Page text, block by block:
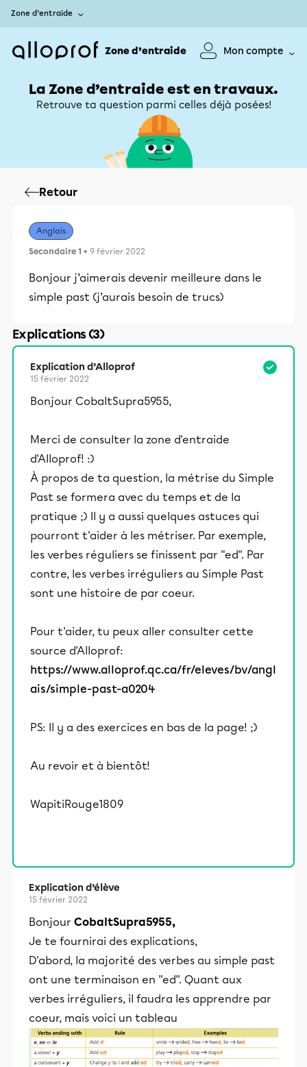
Zone d’entraide
Zone d’entraide Mon compte
La Zone d’entraide est en travaux.
Retrouve ta question parmi celles déjà posées!
Retour
Anglais
Secondaire 1 • 9 février 2022
Bonjour j’aimerais devenir meilleure dans le
simple past (j’aurais besoin de trucs)
Explications (3)
Explication d’Alloprof
15 février 2022
Bonjour CobaltSupra5955,
Merci de consulter la zone d'entraide
d'Alloprof! :)
À propos de ta question, la métrise du Simple
Past se formera avec du temps et de la
pratique ;) Il y a aussi quelques astuces qui
pourront t'aider à les métriser. Par exemple,
les verbes réguliers se finissent par "ed". Par
contre, les verbes irréguliers au Simple Past
sont une histoire de par coeur.
Pour t'aider, tu peux aller consulter cette
source d'Alloprof:
https://www.alloprof.qc.ca/fr/eleves/bv/angl
ais/simple-past-a0204
PS: Il y a des exercices en bas de la page! ;)
Au revoir et à bientôt!
WapitiRouge1809
Explication d’élève
15 février 2022
Bonjour CobaltSupra5955,
Je te fournirai des explications,
D'abord, la majorité des verbes au simple past
ont une terminaison en ''ed''. Quant aux
verbes irréguliers, il faudra les apprendre par
coeur, mais voici un tableau